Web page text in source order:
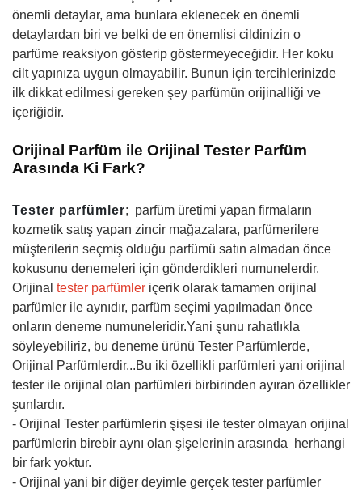
önemli detaylar, ama bunlara eklenecek en önemli
detaylardan biri ve belki de en önemlisi cildinizin o
parfüme reaksiyon gösterip göstermeyeceğidir. Her koku
cilt yapınıza uygun olmayabilir. Bunun için tercihlerinizde
ilk dikkat edilmesi gereken şey parfümün orijinalliği ve
içeriğidir.
Orijinal Parfüm ile Orijinal Tester Parfüm
Arasında Ki Fark?
Tester parfümler; parfüm üretimi yapan firmaların
kozmetik satış yapan zincir mağazalara, parfümerilere
müşterilerin seçmiş olduğu parfümü satın almadan önce
kokusunu denemeleri için gönderdikleri numunelerdir.
Orijinal tester parfümler içerik olarak tamamen orijinal
parfümler ile aynıdır, parfüm seçimi yapılmadan önce
onların deneme numuneleridir.Yani şunu rahatlıkla
söyleyebiliriz, bu deneme ürünü Tester Parfümlerde,
Orijinal Parfümlerdir...Bu iki özellikli parfümleri yani orijinal
tester ile orijinal olan parfümleri birbirinden ayıran özellikler
şunlardır.
- Orijinal Tester parfümlerin şişesi ile tester olmayan orijinal
parfümlerin birebir aynı olan şişelerinin arasında herhangi
bir fark yoktur.
- Orijinal yani bir diğer deyimle gerçek tester parfümler